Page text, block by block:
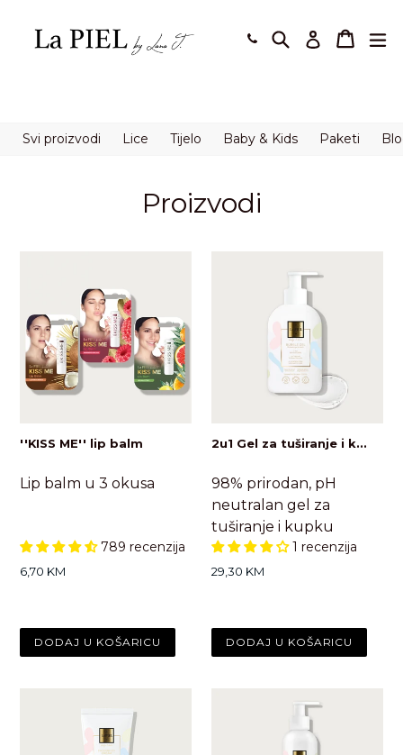
sadržaj.
PretražiPrijavi se
Svi proizvodi Lice Tijelo Baby & Kids Paketi
Proizvodi
''KISS ME'' lip balm
Lip balm u 3 okusa
789 recenzija
Standardna
6,70 KM
2u1 Gel za tuširanje i k...
98% prirodan, pH
neutralan gel za
tuširanje i kupku
1 recenzija
Standardna
29,30 KM